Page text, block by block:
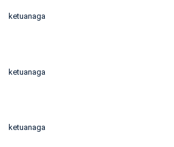
ketuanaga
ketuanaga
ketuanaga